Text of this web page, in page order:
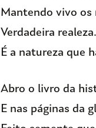
Mantendo vivo os
Verdadeira
É a natureza que
Abro o livro da
E nas páginas da